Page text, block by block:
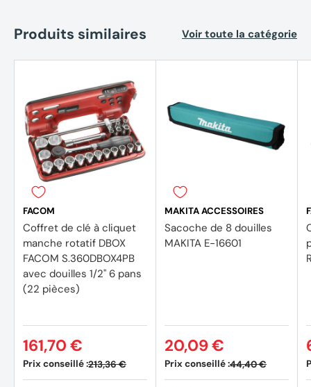
Produits similaires Voir toute la catégorie
FACOM
Coffret de clé à cliquet
manche rotatif DBOX
FACOM S.360DBOX4PB
avec douilles 1/2'' 6 pans
(22 pièces)
Prix conseillé :213,36 €
161,70 €
MAKITA ACCESSOIRES
Sacoche de 8 douilles
MAKITA E-16601
Prix conseillé :44,40 €
20,09 €